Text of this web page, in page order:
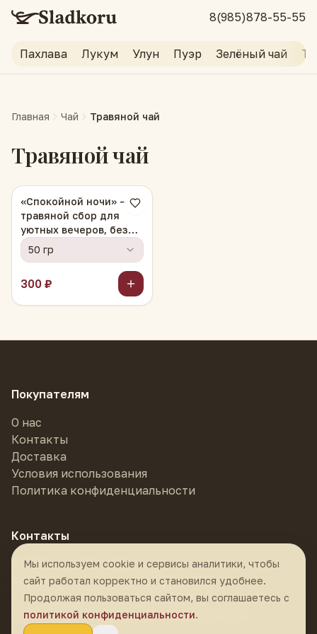
8(985)878-55-55
Пахлава Лукум Улун Пуэр Зелёный чай
Главная Чай Травяной чай
Травяной чай
«Спокойной ночи» —
травяной сбор для
уютных вечеров, без
кофеина
50 гр
300 ₽
Покупателям
О нас
Контакты
Доставка
Условия использования
Политика конфиденциальности
Контакты
Телефон:8 (985) 878-55-55
Магазин: г. Москва, м. Фрунзенская,
Комсомольский проспект, 24 стр. 1, ТЦ К-24
Часы работы: ежедневно с 10:30 до 21:00
Мы используем cookie и сервисы аналитики, чтобы
сайт работал корректно и становился удобнее.
Продолжая пользоваться сайтом, вы соглашаетесь с
политикой конфиденциальности.